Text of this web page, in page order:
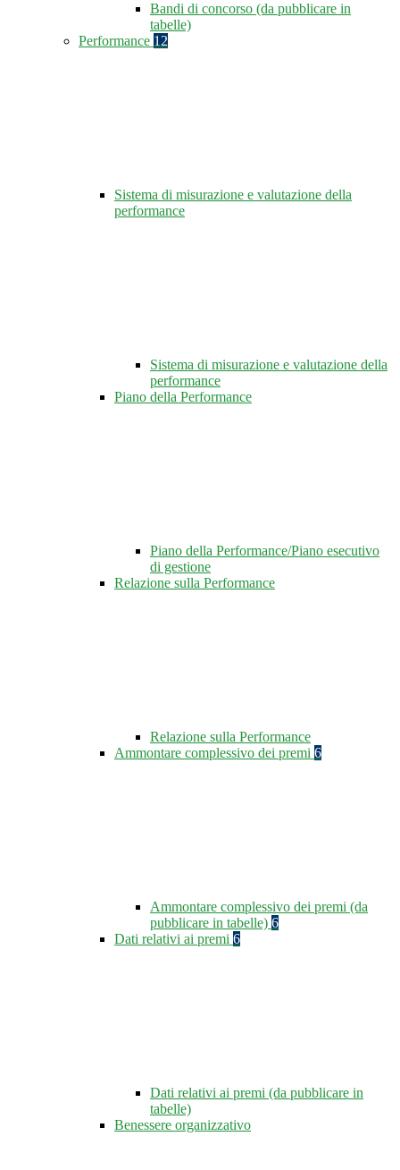
Bandi di concorso (da pubblicare in
tabelle)
Performance 12
Sistema di misurazione e valutazione della
performance
Sistema di misurazione e valutazione della
performance
Piano della Performance
Piano della Performance/Piano esecutivo
di gestione
Relazione sulla Performance
Relazione sulla Performance
Ammontare complessivo dei premi 6
Ammontare complessivo dei premi (da
pubblicare in tabelle) 6
Dati relativi ai premi 6
Dati relativi ai premi (da pubblicare in
tabelle)
Benessere organizzativo